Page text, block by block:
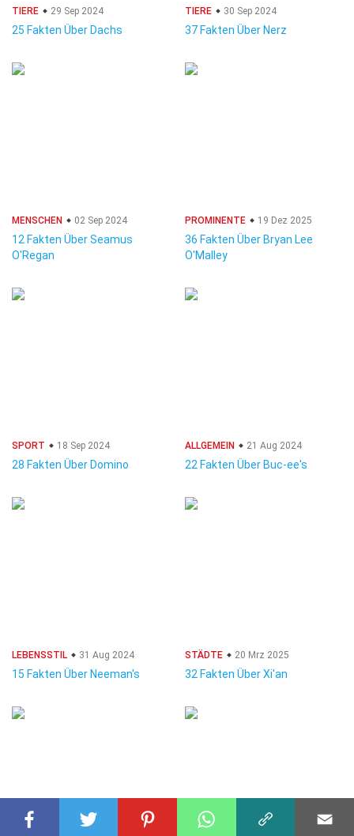
TIERE 29 Sep 2024
25 Fakten Über Dachs
TIERE 30 Sep 2024
37 Fakten Über Nerz
MENSCHEN 02 Sep 2024
12 Fakten Über Seamus
O'Regan
PROMINENTE 19 Dez 2025
36 Fakten Über Bryan Lee
O'Malley
SPORT 18 Sep 2024
28 Fakten Über Domino
ALLGEMEIN 21 Aug 2024
22 Fakten Über Buc-ee's
LEBENSSTIL 31 Aug 2024
15 Fakten Über Neeman's
STÄDTE 20 Mrz 2025
32 Fakten Über Xi'an